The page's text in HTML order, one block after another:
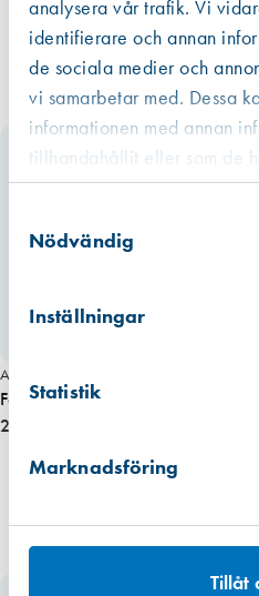
analysera vår trafik. Vi
identifierare och annan
de sociala medier och
vi samarbetar med. Dessa
informationen med annan
tillhandahållit eller som de
använt deras tjänster.
Nödvändig
Inställningar
Statistik
Marknadsföring
Tillåt
Art. nr 3284
Festool dammpåse CTL-Mini 5
st/fp.
276,00 kr
Finns i lager (4 st)
Finns i lager (2 st)